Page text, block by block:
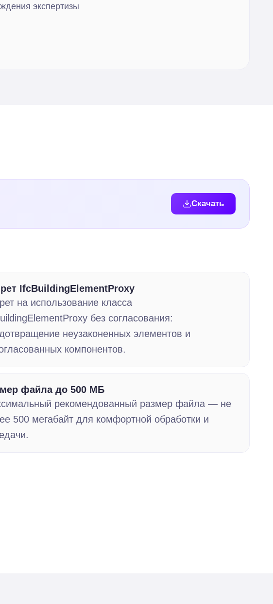
экспертизы
Скачать
IfcBuildingElementProxy
на использование класса
без согласования:
неузаконенных элементов и
компонентов.
файла до 500 МБ
рекомендованный размер файла — не
500 мегабайт для комфортной обработки и